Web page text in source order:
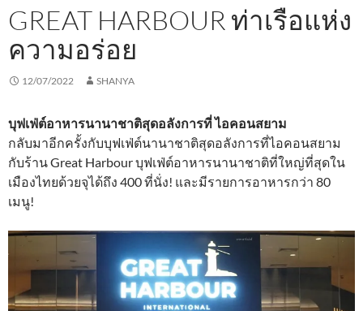
GREAT HARBOUR ท่าเรือแห่ง
ความอร่อย
12/07/2022 SHANYA
บุฟเฟ่ต์อาหารนานาชาติสุดอลังการที่ ไอคอนสยาม
กลับมาอีกครั้งกับบุฟเฟ่ต์นานาชาติสุดอลังการที่ไอคอนสยาม
กับร้าน Great Harbour บุฟเฟ่ต์อาหารนานาชาติที่ใหญ่ที่สุดใน
เมืองไทยด้วยจุได้ถึง 400 ที่นั่ง! และมีรายการอาหารกว่า 80
เมนู!